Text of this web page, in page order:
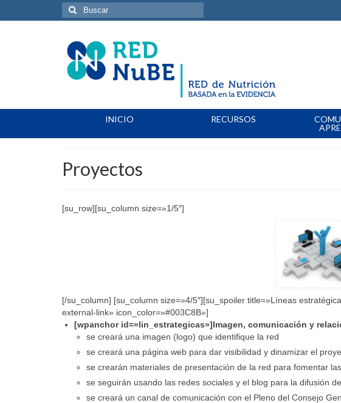
Buscar
por:
INICIO RECURSOS
Proyectos
[su_row][su_column size=»1/5″]
[/su_column] [su_column size=»4/5″][su_spoiler title=»Líneas
external-link» icon_color=»#003C8B»]
[wpanchor id=»lin_estrategicas»]Imagen, comunicación y
se creará una imagen (logo) que identifique la red
se creará una página web para dar visibilidad y dinamizar el
se crearán materiales de presentación de la red para fomentar
se seguirán usando las redes sociales y el blog para la difusión
se creará un canal de comunicación con el Pleno del Consejo